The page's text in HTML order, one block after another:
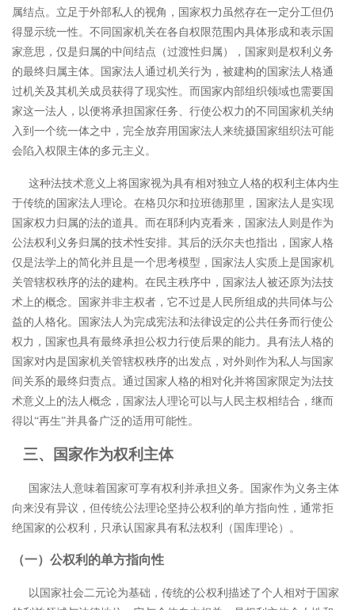
属结点。 立足于外部私人的视角，国家权力虽然存在一定分工但仍
得显示统一性。不同国家机关在各自权限范围内具体形成和表示国
家意思，仅是归属的中间结点（过渡性归属），国家则是权利义务
的最终归属主体。国家法人通过机关行为，被建构的国家法人格通
过机关及其机关成员获得了现实性。 而国家内部组织领域也需要国
家这一法人，以便将承担国家任务、行使公权力的不同国家机关纳
入到一个统一体之中，完全放弃用国家法人来统摄国家组织法可能
会陷入权限主体的多元主义。
这种法技术意义上将国家视为具有相对独立人格的权利主体内生
于传统的国家法人理论。 在格贝尔和拉班德那里，国家法人是实现
国家权力归属的法的道具。而在耶利内克看来，国家法人则是作为
公法权利义务归属的技术性安排。其后的沃尔夫也指出，国家人格
仅是法学上的简化并且是一个思考模型，国家法人实质上是国家机
关管辖权秩序的法的建构。在民主秩序中，国家法人被还原为法技
术上的概念。国家并非主权者，它不过是人民所组成的共同体与公
益的人格化。国家法人为完成宪法和法律设定的公共任务而行使公
权力，国家也具有最终承担公权力行使后果的能力。具有法人格的
国家对内是国家机关管辖权秩序的出发点，对外则作为私人与国家
间关系的最终归责点。通过国家人格的相对化并将国家限定为法技
术意义上的法人概念，国家法人理论可以与人民主权相结合，继而
得以“再生”并具备广泛的适用可能性。
三、国家作为权利主体
国家法人意味着国家可享有权利并承担义务。国家作为义务主体
向来没有异议，但传统公法理论坚持公权利的单方指向性，通常拒
绝国家的公权利，只承认国家具有私法权利（国库理论）。
（一）公权利的单方指向性
以国家社会二元论为基础，传统的公权利描述了个人相对于国家